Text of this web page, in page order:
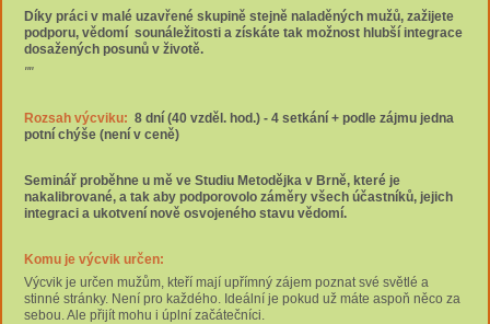
Díky práci v malé uzavřené skupině stejně naladěných mužů, zažijete
podporu, vědomí sounáležitosti a získáte tak možnost hlubší integrace
dosažených posunů v životě.
""
Rozsah výcviku: 8 dní (40 vzděl. hod.) - 4 setkání + podle zájmu jedna
potní chýše (není v ceně)
Seminář proběhne u mě ve Studiu Metodějka v Brně, které je
nakalibrované, a tak aby podporovolo záměry všech účastníků, jejich
integraci a ukotvení nově osvojeného stavu vědomí.
Komu je výcvik určen:
Výcvik je určen mužům, kteří mají upřímný zájem poznat své světlé a
stinné stránky. Není pro každého. Ideální je pokud už máte aspoň něco za
sebou. Ale přijít mohu i úplní začátečníci.